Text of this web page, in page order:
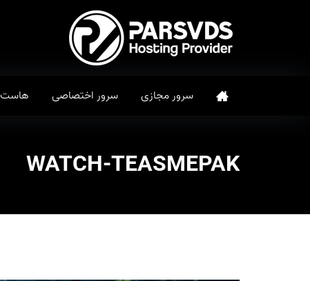
سرور مجازی سرور اختصاصی هاست
WATCH-TEASMEPAK